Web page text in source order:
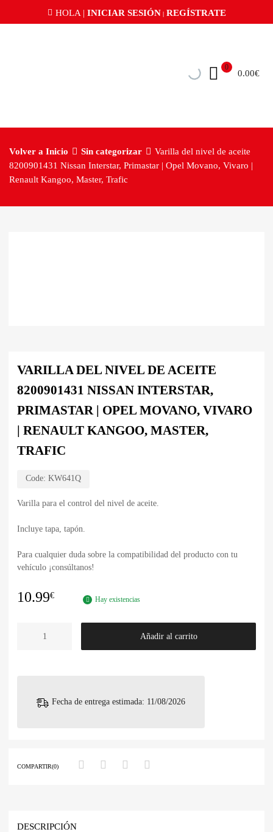
HOLA | INICIAR SESIÓN | REGÍSTRATE
0.00€
0
Volver a Inicio Sin categorizar
Varilla del nivel de aceite
8200901431 Nissan Interstar, Primastar | Opel Movano, Vivaro |
Renault Kangoo, Master, Trafic
VARILLA DEL NIVEL DE ACEITE
8200901431 NISSAN INTERSTAR,
PRIMASTAR | OPEL MOVANO, VIVARO
| RENAULT KANGOO, MASTER,
TRAFIC
Code: KW641Q
Varilla para el control del nivel de aceite.
Incluye tapa, tapón.
Para cualquier duda sobre la compatibilidad del producto con tu
vehículo ¡consúltanos!
10.99€ Hay existencias
Añadir al carrito
Fecha de entrega estimada: 11/08/2026
COMPARTIR(0)
DESCRIPCIÓN